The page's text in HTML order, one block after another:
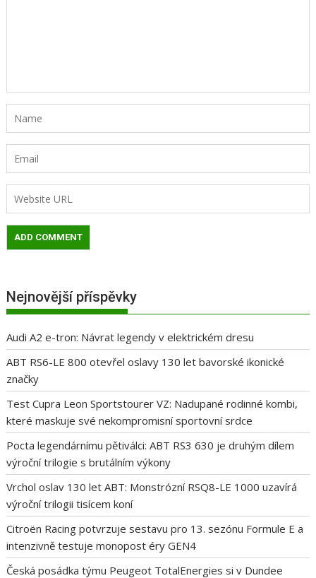
Nejnovější příspěvky
Audi A2 e-tron: Návrat legendy v elektrickém dresu
ABT RS6-LE 800 otevřel oslavy 130 let bavorské ikonické
značky
Test Cupra Leon Sportstourer VZ: Nadupané rodinné kombi,
které maskuje své nekompromisní sportovní srdce
Pocta legendárnímu pětiválci: ABT RS3 630 je druhým dílem
výroční trilogie s brutálním výkony
Vrchol oslav 130 let ABT: Monstrózní RSQ8-LE 1000 uzavírá
výroční trilogii tisícem koní
Citroën Racing potvrzuje sestavu pro 13. sezónu Formule E a
intenzivně testuje monopost éry GEN4
Česká posádka týmu Peugeot TotalEnergies si v Dundee